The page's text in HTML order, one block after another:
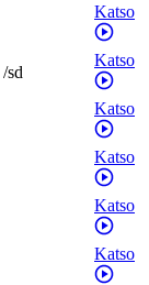
Katso
/sd
Katso
Katso
Katso
Katso
Katso